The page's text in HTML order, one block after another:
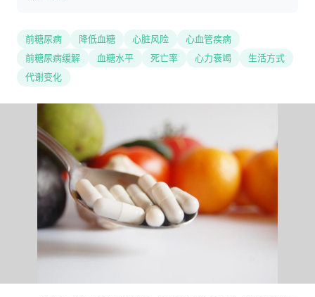
前糖尿病 降低血糖 心脏风险
心血管疾病
前糖尿病缓解
血糖水平 死亡率 心力衰竭
生活方式
代谢变化